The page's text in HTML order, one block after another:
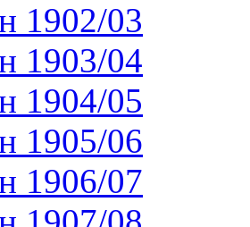
1902/03
1903/04
1904/05
1905/06
1906/07